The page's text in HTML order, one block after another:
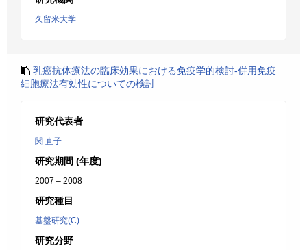
久留米大学
乳癌抗体療法の臨床効果における免疫学的検討-併用免疫
細胞療法有効性についての検討
研究代表者
関 直子
研究期間 (年度)
2007 – 2008
研究種目
基盤研究(C)
研究分野